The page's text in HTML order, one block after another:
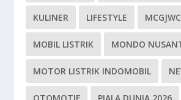
KULINER LIFESTYLE MCGJWC
MOBIL LISTRIK MONDO
MOTOR LISTRIK INDOMOBIL